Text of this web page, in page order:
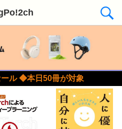
ル ◆本日50冊が対象